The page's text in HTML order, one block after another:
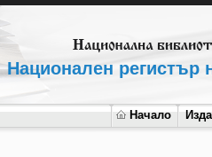
Национален регистър
Начало